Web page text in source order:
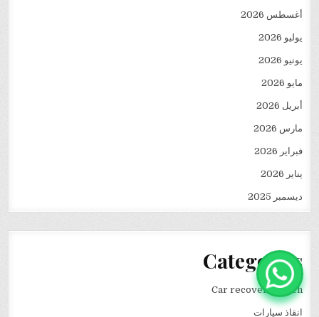
أغسطس 2026
يوليو 2026
يونيو 2026
مايو 2026
أبريل 2026
مارس 2026
فبراير 2026
يناير 2026
ديسمبر 2025
Categories
Car recovery winch
انقاذ سيارات